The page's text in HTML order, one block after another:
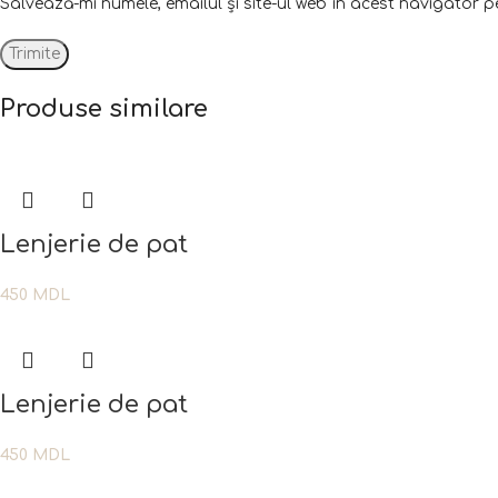
Salvează-mi numele, emailul și site-ul web în acest navigator
Produse similare
Lenjerie de pat
450 MDL
Lenjerie de pat
450 MDL